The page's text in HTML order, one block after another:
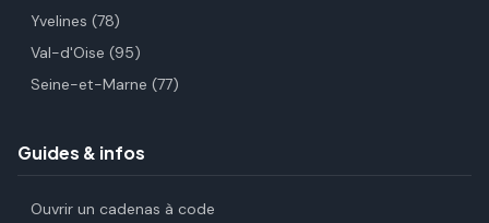
Yvelines (78)
Val-d'Oise (95)
Seine-et-Marne (77)
Guides & infos
Ouvrir un cadenas à code